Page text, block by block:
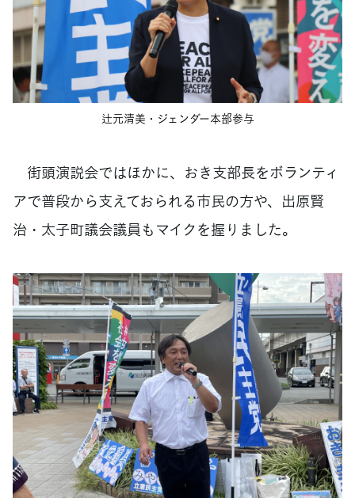
辻元清美・ジェンダー本部参与
街頭演説会ではほかに、おき支部長をボランティ
アで普段から支えておられる市民の方や、出原賢
治・太子町議会議員もマイクを握りました。